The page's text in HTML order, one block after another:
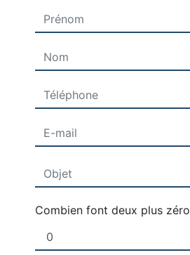
Combien font deux plus zéro